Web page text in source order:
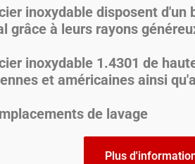
inoxydable disposent
grâce à leurs rayons
inoxydable 1.4301 de
et américaines ainsi
de lavage
Plus